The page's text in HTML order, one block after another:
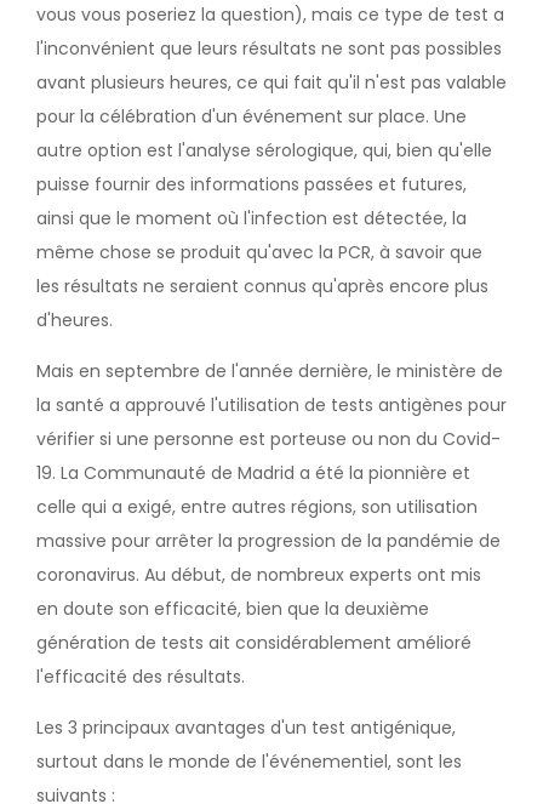
vous vous poseriez la question), mais ce type de test a
l'inconvénient que leurs résultats ne sont pas possibles
avant plusieurs heures, ce qui fait qu'il n'est pas valable
pour la célébration d'un événement sur place. Une
autre option est l'analyse sérologique, qui, bien qu'elle
puisse fournir des informations passées et futures,
ainsi que le moment où l'infection est détectée, la
même chose se produit qu'avec la PCR, à savoir que
les résultats ne seraient connus qu'après encore plus
d'heures.
Mais en septembre de l'année dernière, le ministère de
la santé a approuvé l'utilisation de tests antigènes pour
vérifier si une personne est porteuse ou non du Covid-
19. La Communauté de Madrid a été la pionnière et
celle qui a exigé, entre autres régions, son utilisation
massive pour arrêter la progression de la pandémie de
coronavirus. Au début, de nombreux experts ont mis
en doute son efficacité, bien que la deuxième
génération de tests ait considérablement amélioré
l'efficacité des résultats.
Les 3 principaux avantages d'un test antigénique,
surtout dans le monde de l'événementiel, sont les
suivants :